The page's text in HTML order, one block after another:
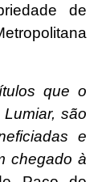
de
que o
são
e
chegado à